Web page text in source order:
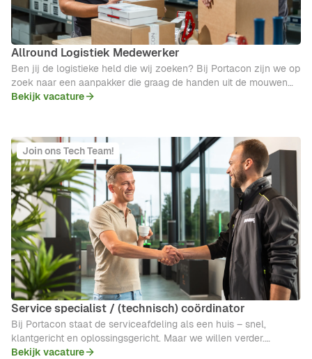
Allround Logistiek Medewerker
Ben jij de logistieke held die wij zoeken? Bij Portacon zijn we op
zoek naar een aanpakker die graag de handen uit de mouwen
steekt en het logistieke proces op rolletjes laat lopen.
Bekijk vacature
Service specialist / (technisch) coördinator
Bij Portacon staat de serviceafdeling als een huis – snel,
klantgericht en oplossingsgericht. Maar we willen verder.
Slimmer, schaalbaarder en toekomstbestendig. Daarom zoeken
Bekijk vacature
Join ons Tech Team!